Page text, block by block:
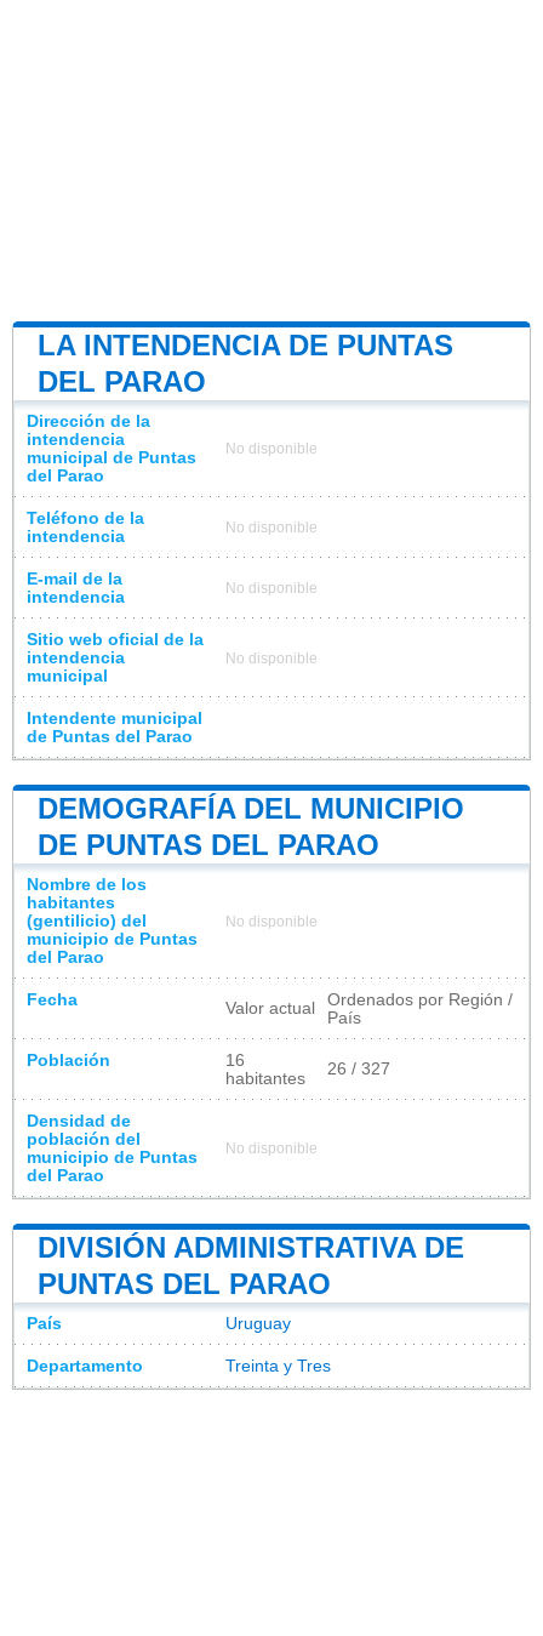
LA INTENDENCIA DE PUNTAS
DEL PARAO
Dirección de la
intendencia
municipal de Puntas
del Parao
No disponible
Teléfono de la
intendencia
No disponible
E-mail de la
intendencia
No disponible
Sitio web oficial de la
intendencia
municipal
No disponible
Intendente municipal
de Puntas del Parao
DEMOGRAFÍA DEL MUNICIPIO
DE PUNTAS DEL PARAO
Nombre de los
habitantes
(gentilicio) del
municipio de Puntas
del Parao
No disponible
Fecha Valor actual
Ordenados por Región /
País
Población
16
habitantes
26 / 327
Densidad de
población del
municipio de Puntas
del Parao
No disponible
DIVISIÓN ADMINISTRATIVA DE
PUNTAS DEL PARAO
País Uruguay
Departamento Treinta y Tres